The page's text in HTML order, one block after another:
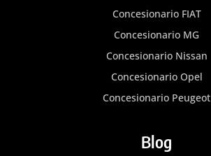
Concesionario FIAT
Concesionario MG
Concesionario Nissan
Concesionario Opel
Concesionario Peugeot
Blog